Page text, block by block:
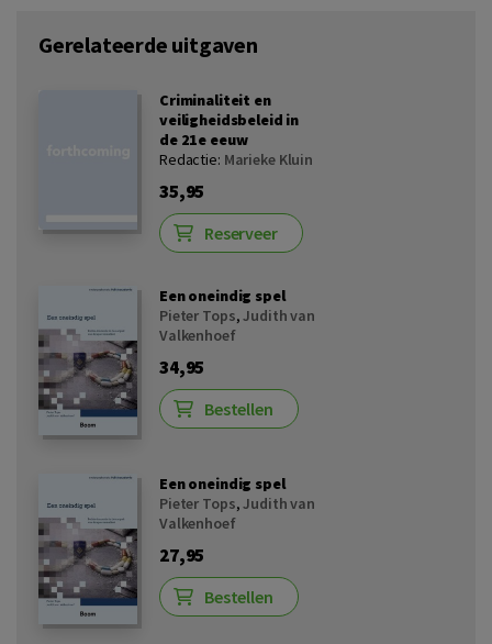
Gerelateerde uitgaven
Criminaliteit en
veiligheidsbeleid in
de 21e eeuw
Redactie: Marieke Kluin
35,95
Reserveer
Een oneindig spel
Pieter Tops,Judith van
Valkenhoef
34,95
Bestellen
Een oneindig spel
Pieter Tops,Judith van
Valkenhoef
27,95
Bestellen